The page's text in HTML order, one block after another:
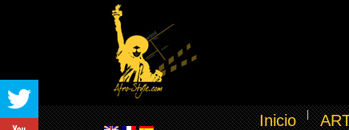
Inicio